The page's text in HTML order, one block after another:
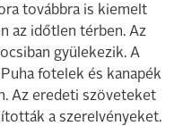
továbbra is kiemelt
az időtlen térben. Az
gyülekezik. A
fotelek és kanapék
Az eredeti szöveteket
a szerelvényeket.